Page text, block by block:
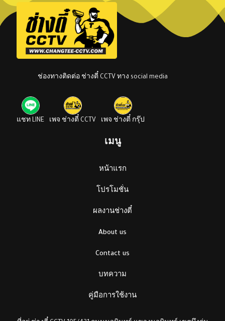
ช่องทางติดต่อ ช่างตี๋ CCTV ทาง social media
แชท LINE เพจ ช่างตี๋ CCTV เพจ ช่างตี๋ กรุ๊ป
เมนู
หน้าแรก
โปรโมชั่น
ผลงานช่างตี๋
About us
Contact us
บทความ
คู่มือการใช้งาน